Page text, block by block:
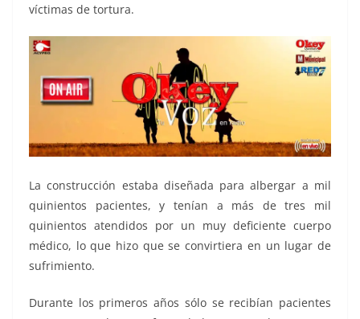
víctimas de tortura.
La construcción estaba diseñada para albergar a mil
quinientos pacientes, y tenían a más de tres mil
quinientos atendidos por un muy deficiente cuerpo
médico, lo que hizo que se convirtiera en un lugar de
sufrimiento.
Durante los primeros años sólo se recibían pacientes